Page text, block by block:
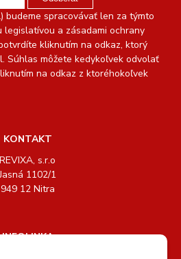
budeme spracovávať len za týmto
a zásadami ochrany
kliknutím na odkaz, ktorý
Súhlas môžete kedykoľvek odvolať
na odkaz z ktoréhokoľvek
KONTAKT
REVIXA, s.r.o
1102/1
949 12 Nitra
INFOLINKA